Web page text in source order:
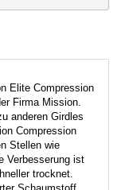
Elite Compression
Firma Mission.
anderen Girdles
Compression
Stellen wie
Verbesserung ist
trocknet.
Schaumstoff